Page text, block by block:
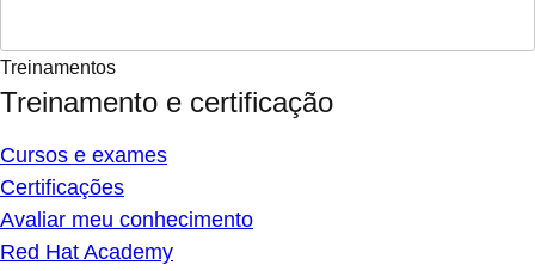
Treinamentos
Treinamento e certificação
Cursos e exames
Certificações
Avaliar meu conhecimento
Red Hat Academy